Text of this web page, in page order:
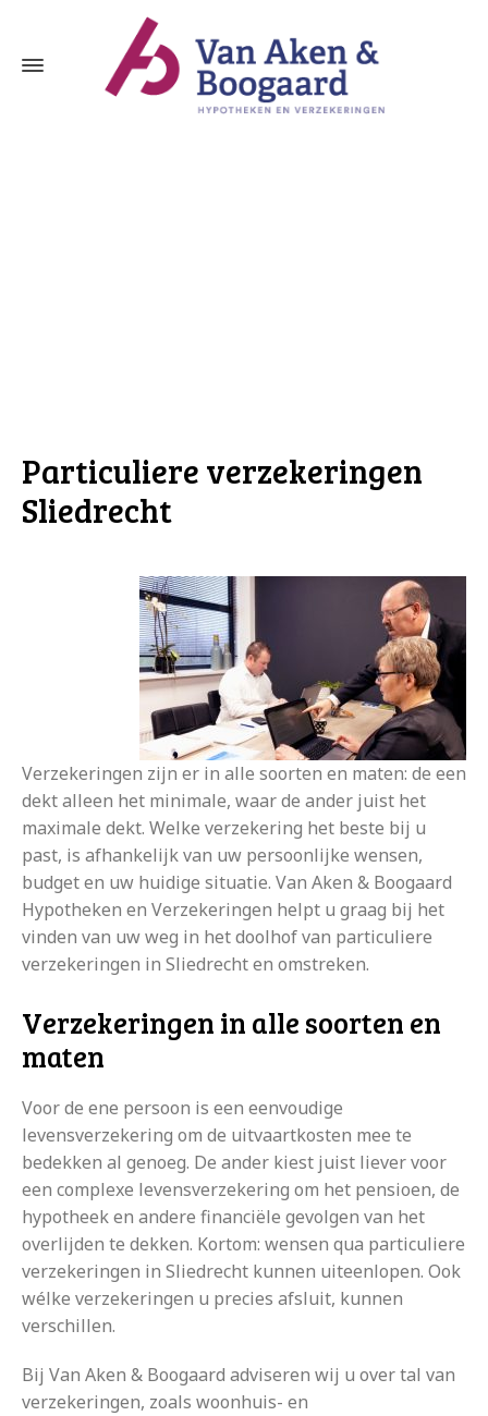
Particuliere verzekeringen
Sliedrecht
Verzekeringen zijn er in alle soorten en maten: de een
dekt alleen het minimale, waar de ander juist het
maximale dekt. Welke verzekering het beste bij u
past, is afhankelijk van uw persoonlijke wensen,
budget en uw huidige situatie. Van Aken & Boogaard
Hypotheken en Verzekeringen helpt u graag bij het
vinden van uw weg in het doolhof van particuliere
verzekeringen in Sliedrecht en omstreken.
Verzekeringen in alle soorten en
maten
Voor de ene persoon is een eenvoudige
levensverzekering om de uitvaartkosten mee te
bedekken al genoeg. De ander kiest juist liever voor
een complexe levensverzekering om het pensioen, de
hypotheek en andere financiële gevolgen van het
overlijden te dekken. Kortom: wensen qua particuliere
verzekeringen in Sliedrecht kunnen uiteenlopen. Ook
wélke verzekeringen u precies afsluit, kunnen
verschillen.
Bij Van Aken & Boogaard adviseren wij u over tal van
verzekeringen, zoals woonhuis- en